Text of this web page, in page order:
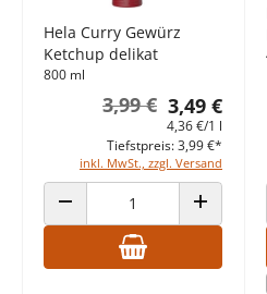
Hela Curry Gewürz
Ketchup delikat
800 ml
3,49 €
3,99 €
4,36 €/1 l
inkl. MwSt., zzgl. Versand
Tiefstpreis: 3,99 €*
ANZAHL VERRINGERN ANZAHL